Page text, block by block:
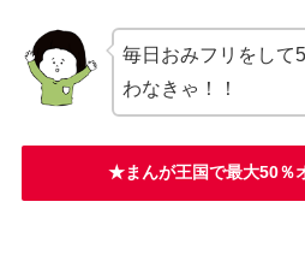
毎日おみフリをして
わなきゃ！！
★まんが王国で最大50％